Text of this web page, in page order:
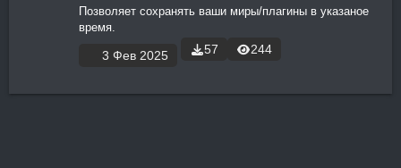
Позволяет сохранять ваши миры/плагины в указаное
время.
3 Фев 2025 57 244